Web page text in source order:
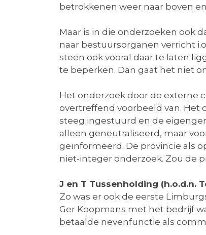
betrokkenen weer naar boven
Maar is in die onderzoeken ook
naar bestuursorganen verricht
steen ook vooral daar te laten
te beperken. Dan gaat het niet
Het onderzoek door de externe
overtreffend voorbeeld van. Het
steeg ingestuurd en de
alleen geneutraliseerd, maar
geïnformeerd. De provincie als
niet-integer onderzoek. Zou de
J en T Tussenholding (h.o.d.n.
Zo was er ook de eerste
Ger Koopmans met het bedrijf
betaalde nevenfunctie als